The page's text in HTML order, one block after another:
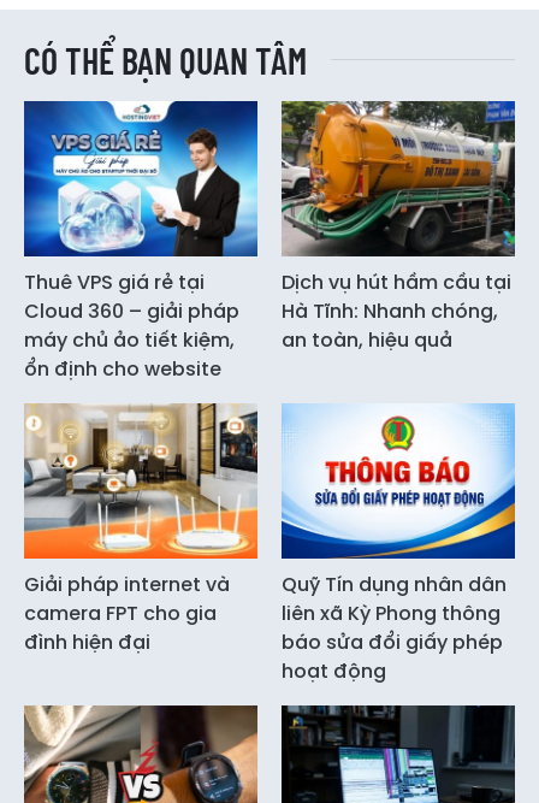
CÓ THỂ BẠN QUAN TÂM
Thuê VPS giá rẻ tại
Cloud 360 – giải pháp
máy chủ ảo tiết kiệm,
ổn định cho website
Dịch vụ hút hầm cầu tại
Hà Tĩnh: Nhanh chóng,
an toàn, hiệu quả
Giải pháp internet và
camera FPT cho gia
đình hiện đại
Quỹ Tín dụng nhân dân
liên xã Kỳ Phong thông
báo sửa đổi giấy phép
hoạt động